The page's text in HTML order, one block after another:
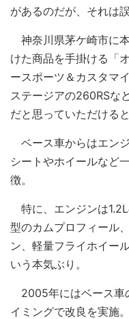
があるのだが、それは誤
神奈川県茅ケ崎市に
けた商品を手掛ける「
ースポーツ＆カスタマ
ステージアの260RSな
だと思っていただけると
ベース車からはエン
シートやホイールなど
徴。
特に、エンジンは
型のカムプロフィール
ン、軽量フライホイー
いう本気ぶり。
2005年にはベース車
イミングで改良を実施